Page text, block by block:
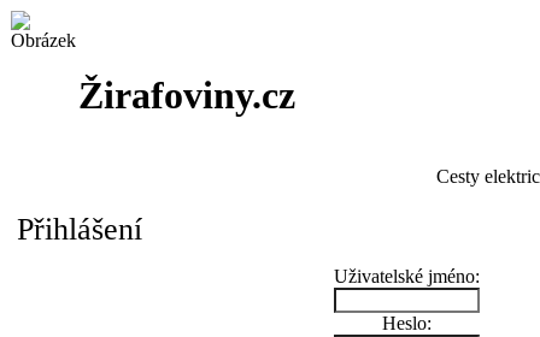
Žirafoviny.cz
Cesty
Přihlášení
Uživatelské jméno:
Heslo: